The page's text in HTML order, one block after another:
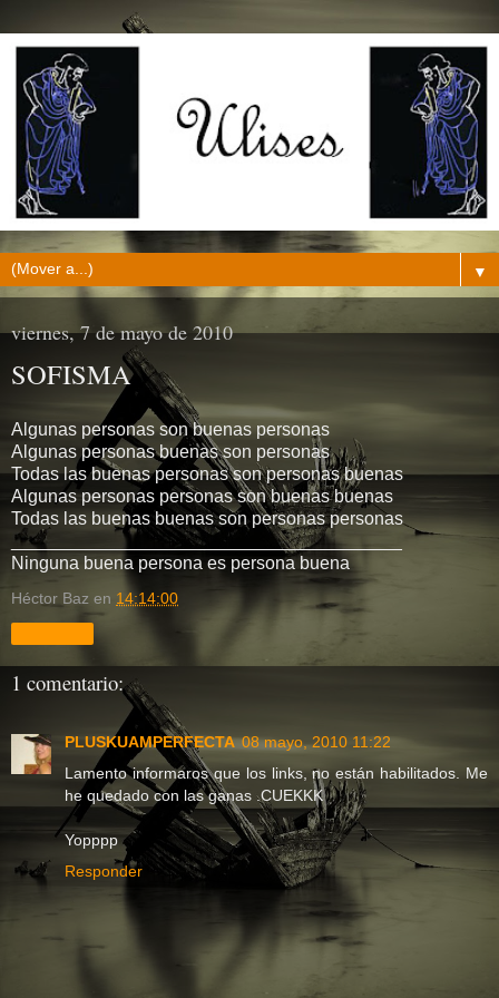
▼
viernes, 7 de mayo de 2010
SOFISMA
Algunas personas son buenas personas
Algunas personas buenas son personas
Todas las buenas personas son personas buenas
Algunas personas personas son buenas buenas
Todas las buenas buenas son personas personas
_______________________________________
Ninguna buena persona es persona buena
Héctor Baz en 14:14:00
1 comentario:
PLUSKUAMPERFECTA 08 mayo, 2010 11:22
Lamento informaros que los links, no están habilitados. Me
he quedado con las ganas .CUEKKK
Yopppp
Responder